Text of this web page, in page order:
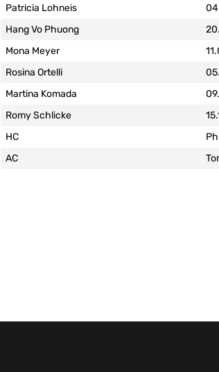
Patricia Lohneis
Hang Vo Phuong
Mona Meyer
Rosina Ortelli
Martina Komada
Romy Schlicke
HC
AC